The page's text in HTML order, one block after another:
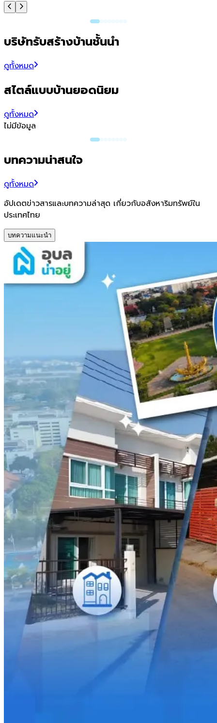
บริษัทรับสร้างบ้านชั้นนำ
ดูทั้งหมด
สไตล์แบบบ้านยอดนิยม
ดูทั้งหมด
ไม่มีข้อมูล
บทความน่าสนใจ
ดูทั้งหมด
อัปเดตข่าวสารและบทความล่าสุด เกี่ยวกับอสังหาริมทรัพย์ใน
ประเทศไทย
บทความแนะนำ